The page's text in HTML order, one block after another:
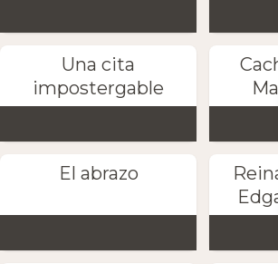
Una cita
impostergable
El abrazo